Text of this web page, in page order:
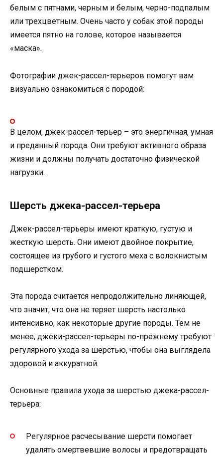
белым с пятнами, черным и белым, черно-подпалым
или трехцветным. Очень часто у собак этой породы
имеется пятно на голове, которое называется
«маска».
Фотографии джек-рассел-терьеров помогут вам
визуально ознакомиться с породой:
В целом, джек-рассел-терьер – это энергичная, умная
и преданный порода. Они требуют активного образа
жизни и должны получать достаточно физической
нагрузки.
Шерсть джека-рассел-терьера
Джек-рассел-терьеры имеют краткую, густую и
жесткую шерсть. Они имеют двойное покрытие,
состоящее из грубого и густого меха с волокнистым
подшерстком.
Эта порода считается непродолжительно линяющей,
что значит, что она не теряет шерсть настолько
интенсивно, как некоторые другие породы. Тем не
менее, джеки-рассел-терьеры по-прежнему требуют
регулярного ухода за шерстью, чтобы она выглядела
здоровой и аккуратной.
Основные правила ухода за шерстью джека-рассел-
терьера:
Регулярное расчесывание шерсти помогает
удалять омертвевшие волосы и предотвращать